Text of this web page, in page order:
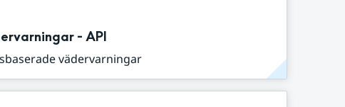
- API
vädervarningar